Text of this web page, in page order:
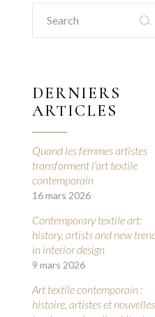
Search
for:
DERNIERS
ARTICLES
Quand les femmes artistes
transforment l’art textile
contemporain
16 mars 2026
Contemporary textile art:
history, artists and new
in interior design
9 mars 2026
Art textile contemporain :
histoire, artistes et nouvelles